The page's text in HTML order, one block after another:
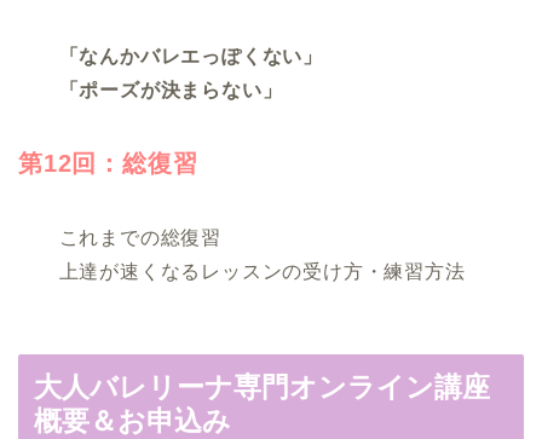
「なんかバレエっぽくない」
「ポーズが決まらない」
第12回：総復習
これまでの総復習
上達が速くなるレッスンの受け方・練習方法
大人バレリーナ専門オンライン講座
概要＆お申込み